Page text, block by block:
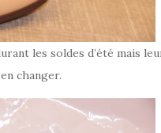
les soldes d’été mais
changer.